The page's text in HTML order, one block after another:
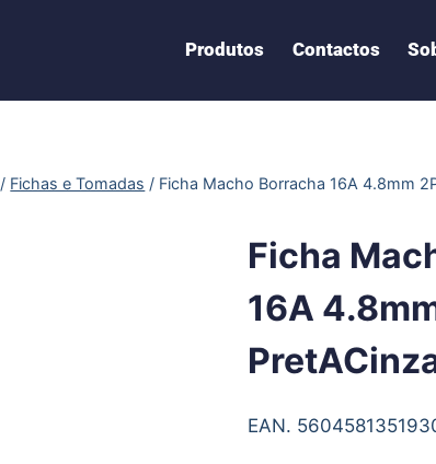
Produtos Contactos
/ Fichas e Tomadas / Ficha Macho Borracha 16A 4.8mm
Ficha
16A
EAN.